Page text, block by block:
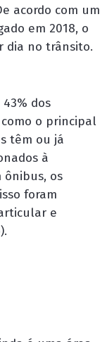
acordo com um
em 2018, o
dia no trânsito.
dos
o principal
têm ou já
à
ônibus, os
foram
e